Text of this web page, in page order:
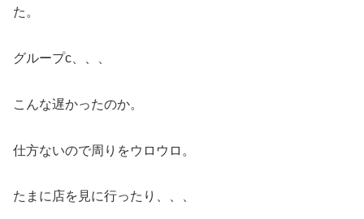
た。
グループc、、、
こんな遅かったのか。
仕方ないので周りをウロウロ。
たまに店を見に行ったり、、、